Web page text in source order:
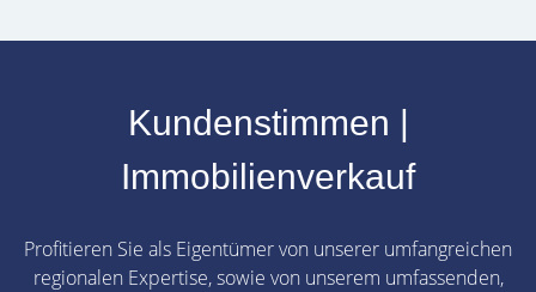
Kundenstimmen |
Immobilienverkauf
Profitieren Sie als Eigentümer von unserer umfangreichen
regionalen Expertise, sowie von unserem umfassenden,